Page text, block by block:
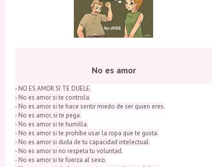
No es amor
- NO ES AMOR SI TE DUELE.
- No es amor si te controla.
- No es amor si te hace sentir miedo de ser quien eres.
- No es amor, si te pega.
- No es amor si te humilla.
- No es amor si te prohíbe usar la ropa que te gusta.
- No es amor si duda de tu capacidad intelectual.
- No es amor si no respeta tu voluntad.
- No es amor si te fuerza al sexo.